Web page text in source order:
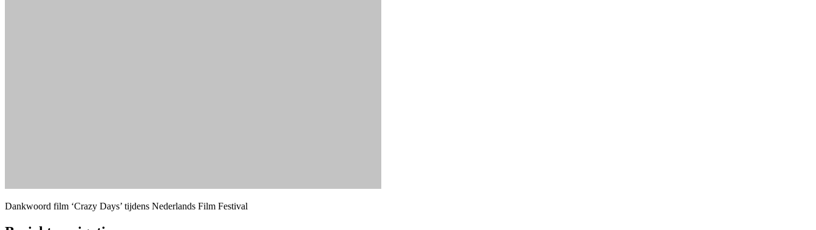
Dankwoord film ‘Crazy Days’ tijdens Nederlands Film Festival